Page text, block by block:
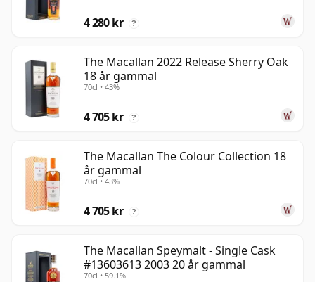
4 280 kr ?
The Macallan 2022 Release Sherry Oak
18 år gammal
70cl • 43%
4 705 kr ?
The Macallan The Colour Collection 18
år gammal
70cl • 43%
4 705 kr ?
The Macallan Speymalt - Single Cask
#13603613 2003 20 år gammal
70cl • 59.1%